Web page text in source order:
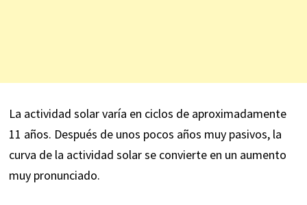
La actividad solar varía en ciclos de aproximadamente
11 años. Después de unos pocos años muy pasivos, la
curva de la actividad solar se convierte en un aumento
muy pronunciado.